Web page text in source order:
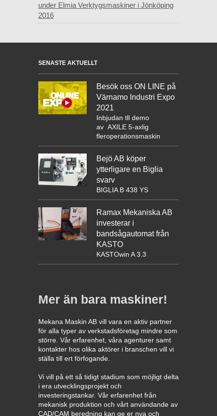
under Elmia Verktygsmaskiner i Jönköping
2016
SENASTE AKTUELLT
Besök oss ON LINE på
Värnamo Industri Expo
2021
Inbjudan tll demo
av AXILE 5-axlig
fleroperationsmaskin
Bejö AB köper
ytterligare en Biglia
svarv
BIGLIA B 438 YS
Ramax Mekaniska AB
investerar i
bandsågautomat från
KASTO
KASTOwin A 3.3
Mer än bara maskiner!
Mekana Maskin AB vill vara en aktiv partner
för alla typer av verkstadsföretag mindre som
större. Vår erfarenhet, våra agenturer samt
kontakter hos olika aktörer i branschen vill vi
ställa till ert förfogande.
Vi vill på ett så tidigt stadium som möjligt delta
i era utvecklingsprojekt och
investeringstankar. Vår erfarenhet från
mekanisk produktion och vårt användande av
CAD/CAM beredning kan ge er nya och